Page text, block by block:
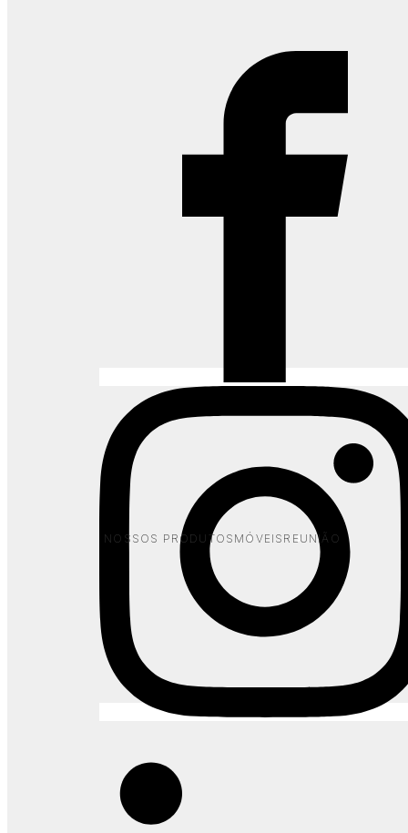
Novara Apoggio
Clássica e Versátil
NOSSOS PRODUTOS MÓVEIS REUNIÃO
Elegância com design clássico para compor ambientes